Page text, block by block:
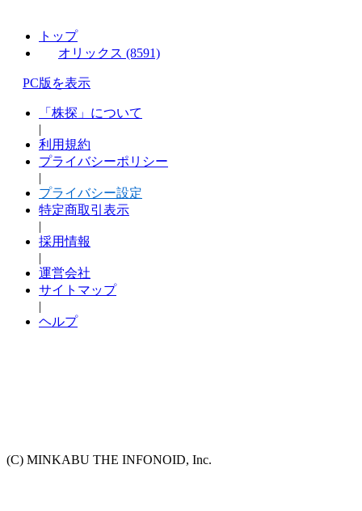
トップ
オリックス (8591)
PC版を表示
「株探」について
|
利用規約
プライバシーポリシー
|
プライバシー設定
特定商取引表示
|
採用情報
|
運営会社
サイトマップ
|
ヘルプ
(C) MINKABU THE INFONOID, Inc.